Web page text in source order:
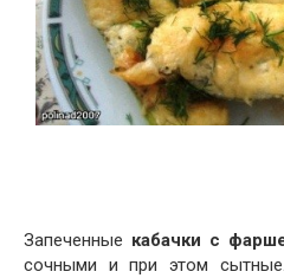
Запеченные кабачки с
сочными и при этом